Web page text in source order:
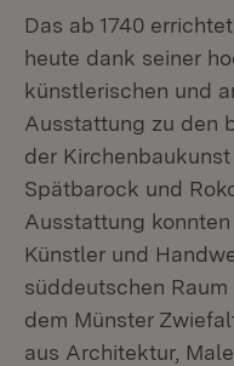
Das ab 1740
heute dank seiner
künstlerischen und
Ausstattung zu den
der
Spätbarock und
Ausstattung
Künstler und
süddeutschen
dem Münster
aus Architektur,